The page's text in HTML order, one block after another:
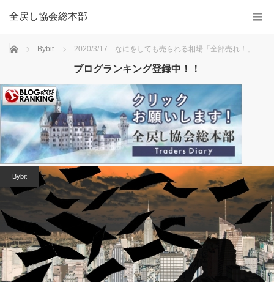
全戻し協会総本部
Home Bybit 2020/3/17 なにをしても売られる相場「全部売れ！」
ブログランキング登録中！！
Bybit